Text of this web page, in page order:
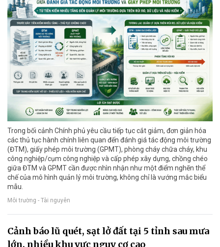
Trong bối cảnh Chính phủ yêu cầu tiếp tục cắt giảm, đơn giản hóa
các thủ tục hành chính liên quan đến đánh giá tác động môi trường
(ĐTM), giấy phép môi trường (GPMT), phòng cháy chữa cháy, khu
công nghiệp/cụm công nghiệp và cấp phép xây dựng, chồng chéo
giữa ĐTM và GPMT cần được nhìn nhận như một điểm nghẽn thể
chế của mô hình quản lý môi trường, không chỉ là vướng mắc biểu
mẫu.
Môi trường - Tài nguyên
Cảnh báo lũ quét, sạt lở đất tại 5 tỉnh sau mưa
lớn, nhiều khu vực nguy cơ cao